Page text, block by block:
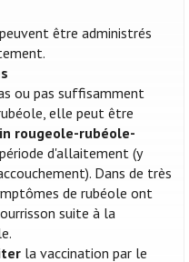
peuvent être administrés
ou pas suffisamment
elle peut être
rougeole-rubéole-
d'allaitement (y
Dans de très
de rubéole ont
suite à la
la vaccination par le